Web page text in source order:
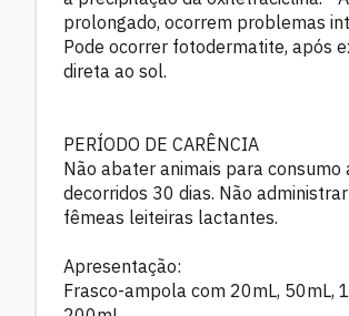
prolongado, ocorrem problemas
Pode ocorrer fotodermatite, após
direta ao sol.
PERÍODO DE CARÊNCIA
Não abater animais para consumo
decorridos 30 dias. Não
fêmeas leiteiras lactantes.
Apresentação:
Frasco-ampola com 20mL, 50mL,